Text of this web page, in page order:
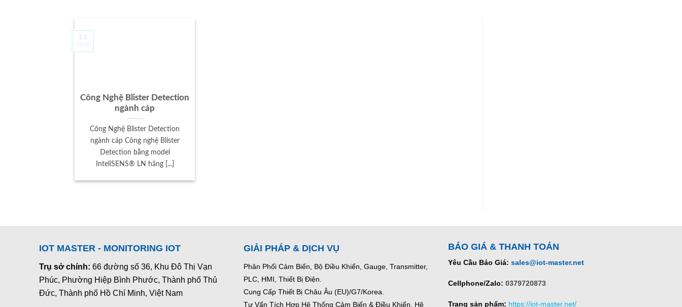
Công Nghệ Blister Detection
ngành cáp
Công Nghệ Blister Detection
ngành cáp Công nghệ Blister
Detection bằng model
InteliSENS® LN hãng [...]
14
Th10
IOT MASTER - MONITORING IOT
Trụ sở chính: 66 đường số 36, Khu Đô Thị Vạn
Phúc, Phường Hiệp Bình Phước, Thành phố Thủ
Đức, Thành phố Hồ Chí Minh, Việt Nam
GIẢI PHÁP & DỊCH VỤ
Phân Phối Cảm Biến, Bộ Điều Khiển, Gauge, Transmitter,
PLC, HMI, Thiết Bị Điện.
Cung Cấp Thiết Bị Châu Âu (EU)/G7/Korea.
Tư Vấn Tích Hợp Hệ Thống Cảm Biến & Điều Khiển, Hệ
BÁO GIÁ & THANH TOÁN
Yêu Cầu Báo Giá: sales@iot-master.net
Cellphone/Zalo: 0379720873
Trang sản phẩm: https://iot-master.net/